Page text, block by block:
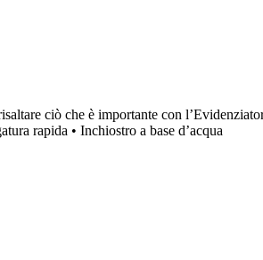
ciò che è importante con
rapida • Inchiostro a base d’acqua